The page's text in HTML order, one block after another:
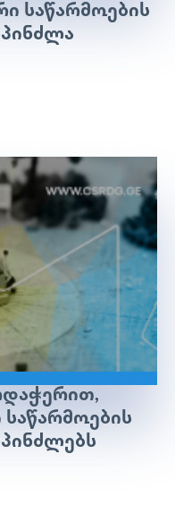
ᲡᲐᲬᲐᲠᲛᲝᲔᲑᲘᲡ